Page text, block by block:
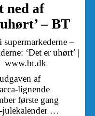
ned af
– BT
–
‘Det er uhørt’ |
www.bt.dk
af
lignende
første gang
julekalender …